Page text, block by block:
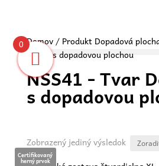
Domov/ Produkt Dopadová
roviny s dopadovou plochou
NSS41 - Tvar
s dopadovou
Zobrazený jediný výsledok
Certifikovaný
herný prvok
0